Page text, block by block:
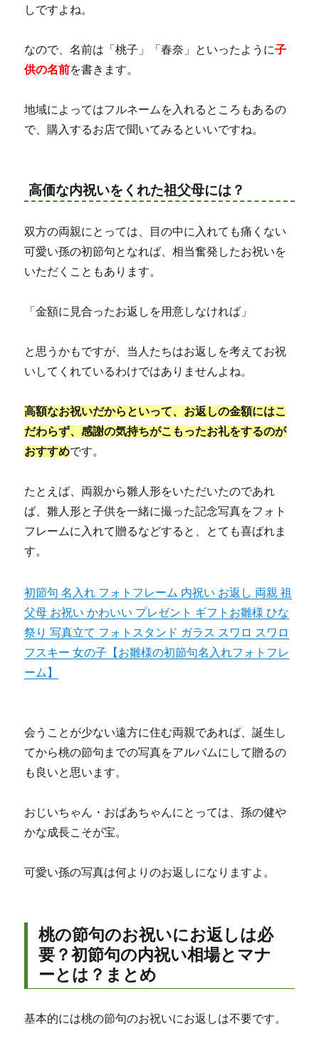
しですよね。
なので、名前は「桃子」「春奈」といったように子
供の名前を書きます。
地域によってはフルネームを入れるところもあるの
で、購入するお店で聞いてみるといいですね。
高価な内祝いをくれた祖父母には？
双方の両親にとっては、目の中に入れても痛くない
可愛い孫の初節句となれば、相当奮発したお祝いを
いただくこともあります。
「金額に見合ったお返しを用意しなければ」
と思うかもですが、当人たちはお返しを考えてお祝
いしてくれているわけではありませんよね。
高額なお祝いだからといって、お返しの金額にはこ
だわらず、感謝の気持ちがこもったお礼をするのが
おすすめです。
たとえば、両親から雛人形をいただいたのであれ
ば、雛人形と子供を一緒に撮った記念写真をフォト
フレームに入れて贈るなどすると、とても喜ばれま
す。
初節句 名入れ フォトフレーム 内祝い お返し 両親 祖
父母 お祝い かわいい プレゼント ギフトお雛様 ひな
祭り 写真立て フォトスタンド ガラス スワロ スワロ
フスキー 女の子【お雛様の初節句名入れフォトフレ
ーム】
会うことが少ない遠方に住む両親であれば、誕生し
てから桃の節句までの写真をアルバムにして贈るの
も良いと思います。
おじいちゃん・おばあちゃんにとっては、孫の健や
かな成長こそが宝。
可愛い孫の写真は何よりのお返しになりますよ。
桃の節句のお祝いにお返しは必
要？初節句の内祝い相場とマナ
ーとは？まとめ
基本的には桃の節句のお祝いにお返しは不要です。